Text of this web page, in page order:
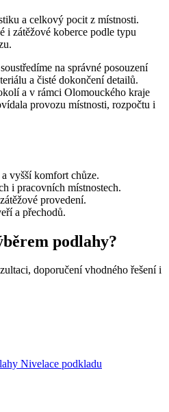
a celkový pocit z místnosti.
i zátěžové koberce podle typu
na správné posouzení
a čisté dokončení detailů.
a v rámci Olomouckého kraje
provozu místnosti, rozpočtu i
vyšší komfort chůze.
i pracovních místnostech.
provedení.
a přechodů.
podlahy?
doporučení vhodného řešení i
Nivelace podkladu